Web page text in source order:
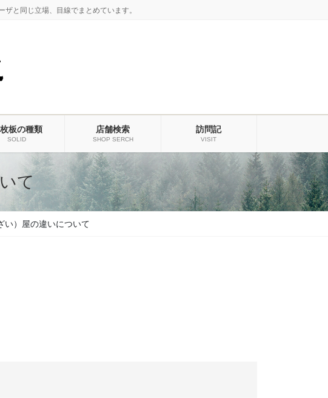
と同じ立場、目線でまとめています。
板の種類
SOLID
店舗検索
SHOP SERCH
訪問記
VISIT
て
い）屋の違いについて